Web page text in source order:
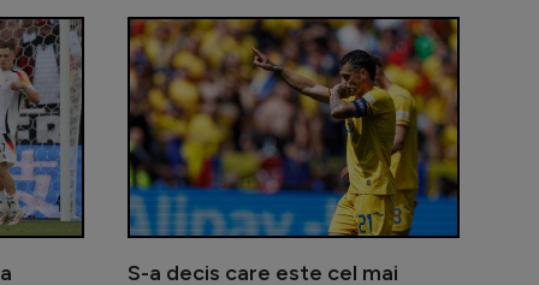
pentru parcursul de la Euro 2024: ”Suntem
UEFA a amendat cu o sumă uriașă FRF pentru
Gestul făcut
S-a decis care este cel mai